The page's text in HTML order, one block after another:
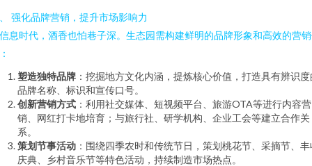
强化品牌营销，提升市场影响力
息时代，酒香也怕巷子深。生态园需构建鲜明的品牌形象和高效的营
塑造独特品牌 ：挖掘地方文化内涵，提炼核心价值，打造具有辨识度
品牌名称、标识和宣传口号。
创新营销方式 ：利用社交媒体、短视频平台、旅游OTA等进行内容营
销、网红打卡地培育；与旅行社、研学机构、企业工会等建立合作关
系。
策划节事活动 ：围绕四季农时和传统节日，策划桃花节、采摘节、丰
庆典、乡村音乐节等特色活动，持续制造市场热点。